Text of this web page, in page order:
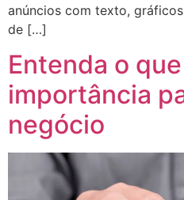
anúncios com texto,
de […]
Entenda o
importância
negócio